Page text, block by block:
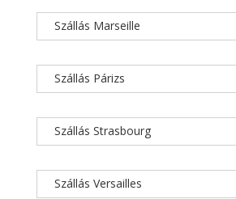
Szállás Marseille
Szállás Párizs
Szállás Strasbourg
Szállás Versailles